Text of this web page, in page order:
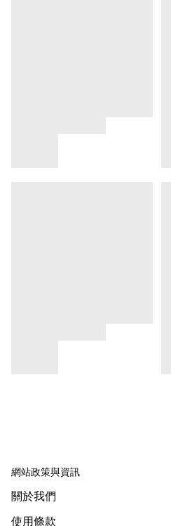
網站政策與資訊
關於我們
使用條款